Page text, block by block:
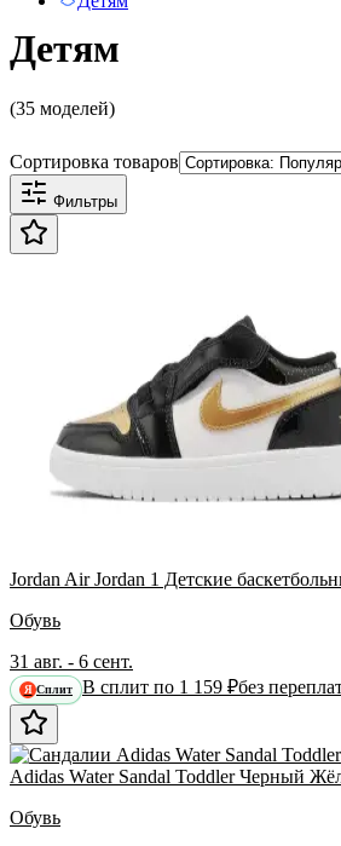
Детям
(35 моделей)
Сортировка товаров
Фильтры
Jordan Air Jordan 1 Детские
Обувь
31 авг. - 6 сент.
Я Сплит В сплит по 1 159 ₽без
Adidas Water Sandal Toddler Черный
Обувь